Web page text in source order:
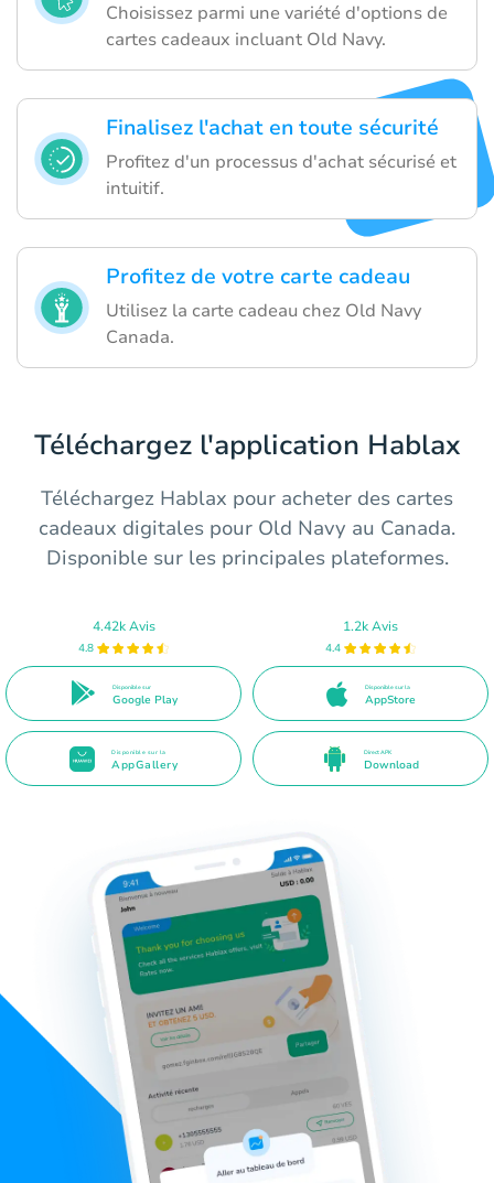
Choisissez parmi une variété d'options de
cartes cadeaux incluant Old Navy.
Finalisez l'achat en toute sécurité
Profitez d'un processus d'achat sécurisé et
intuitif.
Profitez de votre carte cadeau
Utilisez la carte cadeau chez Old Navy
Canada.
Téléchargez l'application Hablax
Téléchargez Hablax pour acheter des cartes
cadeaux digitales pour Old Navy au Canada.
Disponible sur les principales plateformes.
4.42k Avis
4.8
Disponible sur
Google Play
1.2k Avis
4.4
Disponible sur la
AppStore
Disponible sur la
AppGallery
Direct APK
Download